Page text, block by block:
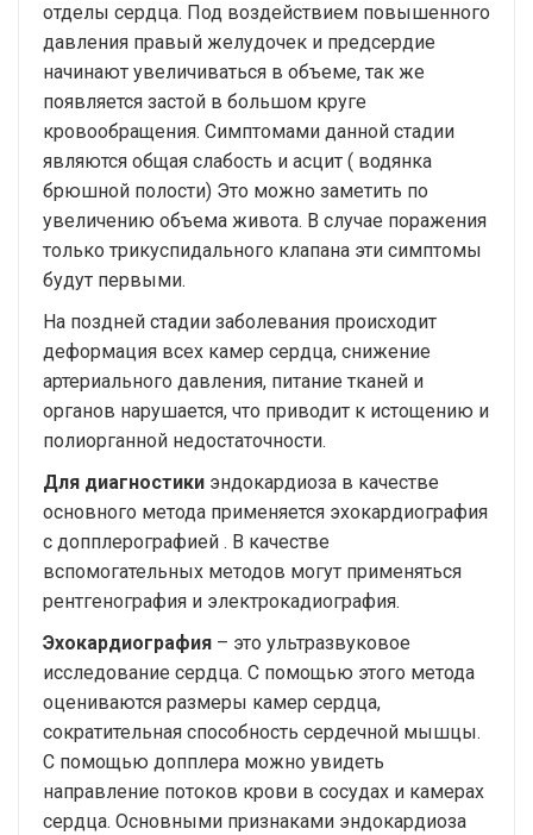
отделы сердца. Под воздействием повышенного
давления правый желудочек и предсердие
начинают увеличиваться в объеме, так же
появляется застой в большом круге
кровообращения. Симптомами данной стадии
являются общая слабость и асцит ( водянка
брюшной полости) Это можно заметить по
увеличению объема живота. В случае поражения
только трикуспидального клапана эти симптомы
будут первыми.
На поздней стадии заболевания происходит
деформация всех камер сердца, снижение
артериального давления, питание тканей и
органов нарушается, что приводит к истощению и
полиорганной недостаточности.
Для диагностики эндокардиоза в качестве
основного метода применяется эхокардиография
с допплерографией . В качестве
вспомогательных методов могут применяться
рентгенография и электрокадиография.
Эхокардиография – это ультразвуковое
исследование сердца. С помощью этого метода
оцениваются размеры камер сердца,
сократительная способность сердечной мышцы.
С помощью допплера можно увидеть
направление потоков крови в сосудах и камерах
сердца. Основными признаками эндокардиоза